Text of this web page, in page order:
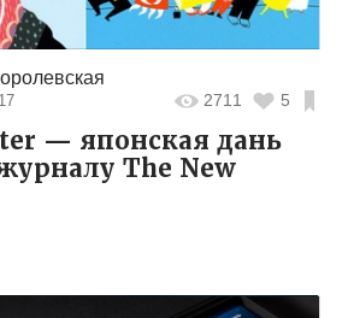
2711 5
— японская дань
The New